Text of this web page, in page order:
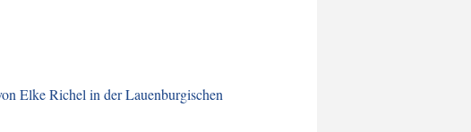
Elke Richel in der Lauenburgischen